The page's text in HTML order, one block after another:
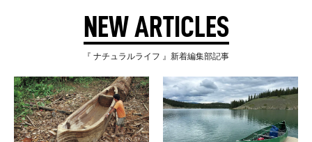
NEW ARTICLES
『 ナチュラルライフ 』新着編集部記事